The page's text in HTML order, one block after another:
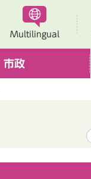
Multilingual
市政